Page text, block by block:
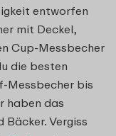
entworfen
mit Deckel,
Cup-Messbecher
die besten
Messbecher bis
haben das
Vergiss